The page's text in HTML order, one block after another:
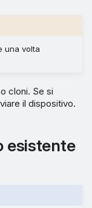
una volta
cloni. Se si
il dispositivo.
esistente